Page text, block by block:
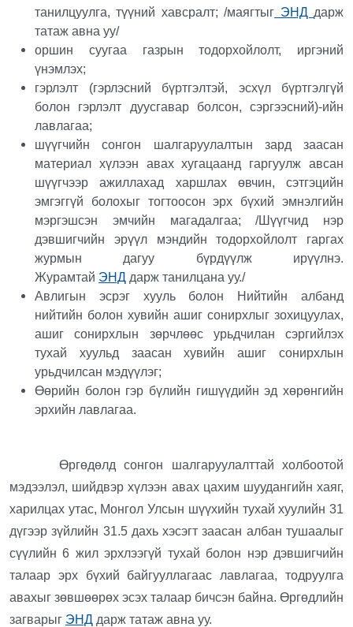
танилцуулга, түүний хавсралт; /маягтыг ЭНД дарж
татаж авна уу/
оршин суугаа газрын тодорхойлолт, иргэний
үнэмлэх;
гэрлэлт (гэрлэсний бүртгэлтэй, эсхүл бүртгэлгүй
болон гэрлэлт дуусгавар болсон, сэргээсний)-ийн
лавлагаа;
шүүгчийн сонгон шалгаруулалтын зард заасан
материал хүлээн авах хугацаанд гаргуулж авсан
шүүгчээр ажиллахад харшлах өвчин, сэтгэцийн
эмгэггүй болохыг тогтоосон эрх бүхий эмнэлгийн
мэргэшсэн эмчийн магадалгаа; /Шүүгчид нэр
дэвшигчийн эрүүл мэндийн тодорхойлолт гаргах
журмын дагуу бүрдүүлж ирүүлнэ.
Журамтай ЭНД дарж танилцана уу./
Авлигын эсрэг хууль болон Нийтийн албанд
нийтийн болон хувийн ашиг сонирхлыг зохицуулах,
ашиг сонирхлын зөрчлөөс урьдчилан сэргийлэх
тухай хуульд заасан хувийн ашиг сонирхлын
урьдчилсан мэдүүлэг;
Өөрийн болон гэр бүлийн гишүүдийн эд хөрөнгийн
эрхийн лавлагаа.
Өргөдөлд сонгон шалгаруулалттай холбоотой
мэдээлэл, шийдвэр хүлээн авах цахим шуудангийн хаяг,
харилцах утас, Монгол Улсын шүүхийн тухай хуулийн 31
дүгээр зүйлийн 31.5 дахь хэсэгт заасан албан тушаалыг
сүүлийн 6 жил эрхлээгүй тухай болон нэр дэвшигчийн
талаар эрх бүхий байгууллагаас лавлагаа, тодруулга
авахыг зөвшөөрөх эсэх талаар бичсэн байна. Өргөдлийн
загварыг ЭНД дарж татаж авна уу.